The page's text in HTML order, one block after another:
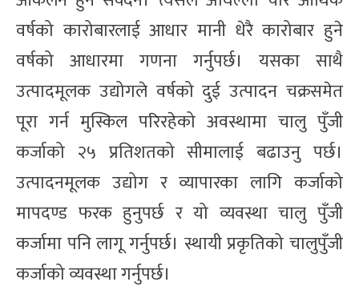
वर्षको कारोबारलाई आधार मानी धेरै कारोबार हुने
वर्षको आधारमा गणना गर्नुपर्छ। यसका साथै
उत्पादमूलक उद्योगले वर्षको दुई उत्पादन चक्रसमेत
पूरा गर्न मुस्किल परिरहेको अवस्थामा चालु पुँजी
कर्जाको २५ प्रतिशतको सीमालाई बढाउनु पर्छ।
उत्पादनमूलक उद्योग र व्यापारका लागि कर्जाको
मापदण्ड फरक हुनुपर्छ र यो व्यवस्था चालु पुँजी
कर्जामा पनि लागू गर्नुपर्छ। स्थायी प्रकृतिको चालुपुँजी
कर्जाको व्यवस्था गर्नुपर्छ।